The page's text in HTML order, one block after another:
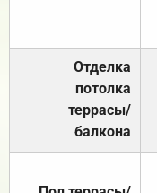
Отделка
потолка
террасы/
балкона